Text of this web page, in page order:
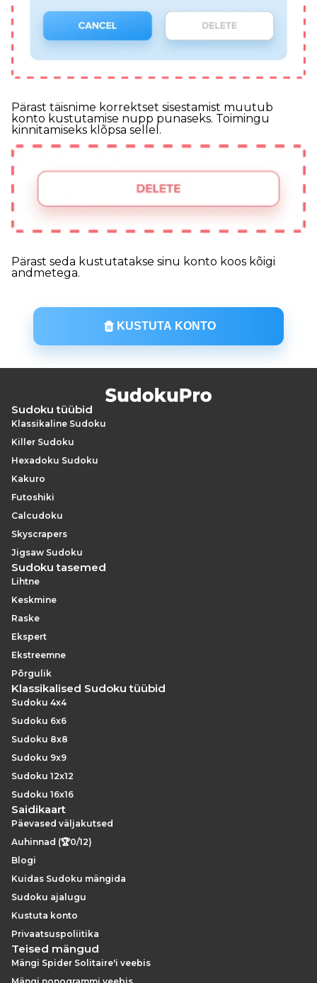
Pärast täisnime korrektset sisestamist muutub
konto kustutamise nupp punaseks. Toimingu
kinnitamiseks klõpsa sellel.
Pärast seda kustutatakse sinu konto koos kõigi
andmetega.
KUSTUTA KONTO
Sudoku tüübid
Klassikaline Sudoku
Killer Sudoku
Hexadoku Sudoku
Kakuro
Futoshiki
Calcudoku
Skyscrapers
Jigsaw Sudoku
Sudoku tasemed
Lihtne
Keskmine
Raske
Ekspert
Ekstreemne
Põrgulik
Klassikalised Sudoku tüübid
Sudoku 4x4
Sudoku 6x6
Sudoku 8x8
Sudoku 9x9
Sudoku 12x12
Sudoku 16x16
Saidikaart
Päevased väljakutsed
Auhinnad (🏆0/12)
Blogi
Kuidas Sudoku mängida
Sudoku ajalugu
Kustuta konto
Privaatsuspoliitika
Teised mängud
Mängi Spider Solitaire'i veebis